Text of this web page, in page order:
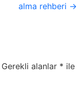
alma rehberi →
Gerekli alanlar * ile